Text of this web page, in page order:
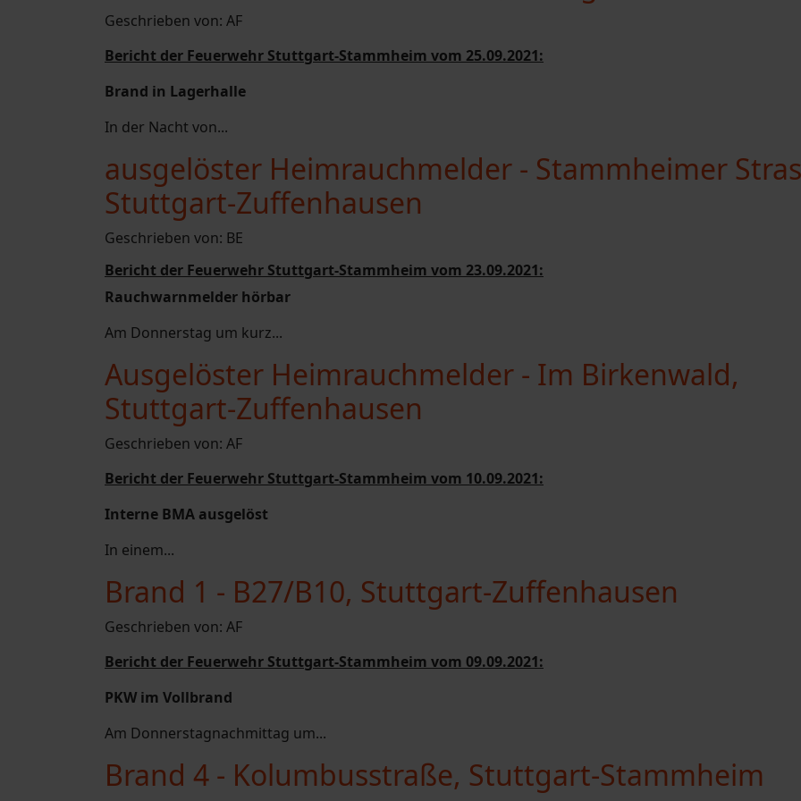
Geschrieben von: AF
Bericht der Feuerwehr Stuttgart-Stammheim vom 25.09.2021:
Brand in Lagerhalle
In der Nacht von...
ausgelöster Heimrauchmelder - Stammheimer
Stuttgart-Zuffenhausen
Geschrieben von: BE
Bericht der Feuerwehr Stuttgart-Stammheim vom 23.09.2021:
Rauchwarnmelder hörbar
Am Donnerstag um kurz...
Ausgelöster Heimrauchmelder - Im Birkenwald,
Stuttgart-Zuffenhausen
Geschrieben von: AF
Bericht der Feuerwehr Stuttgart-Stammheim vom 10.09.2021:
Interne BMA ausgelöst
In einem...
Brand 1 - B27/B10, Stuttgart-Zuffenhausen
Geschrieben von: AF
Bericht der Feuerwehr Stuttgart-Stammheim vom 09.09.2021:
PKW im Vollbrand
Am Donnerstagnachmittag um...
Brand 4 - Kolumbusstraße, Stuttgart-Stammheim